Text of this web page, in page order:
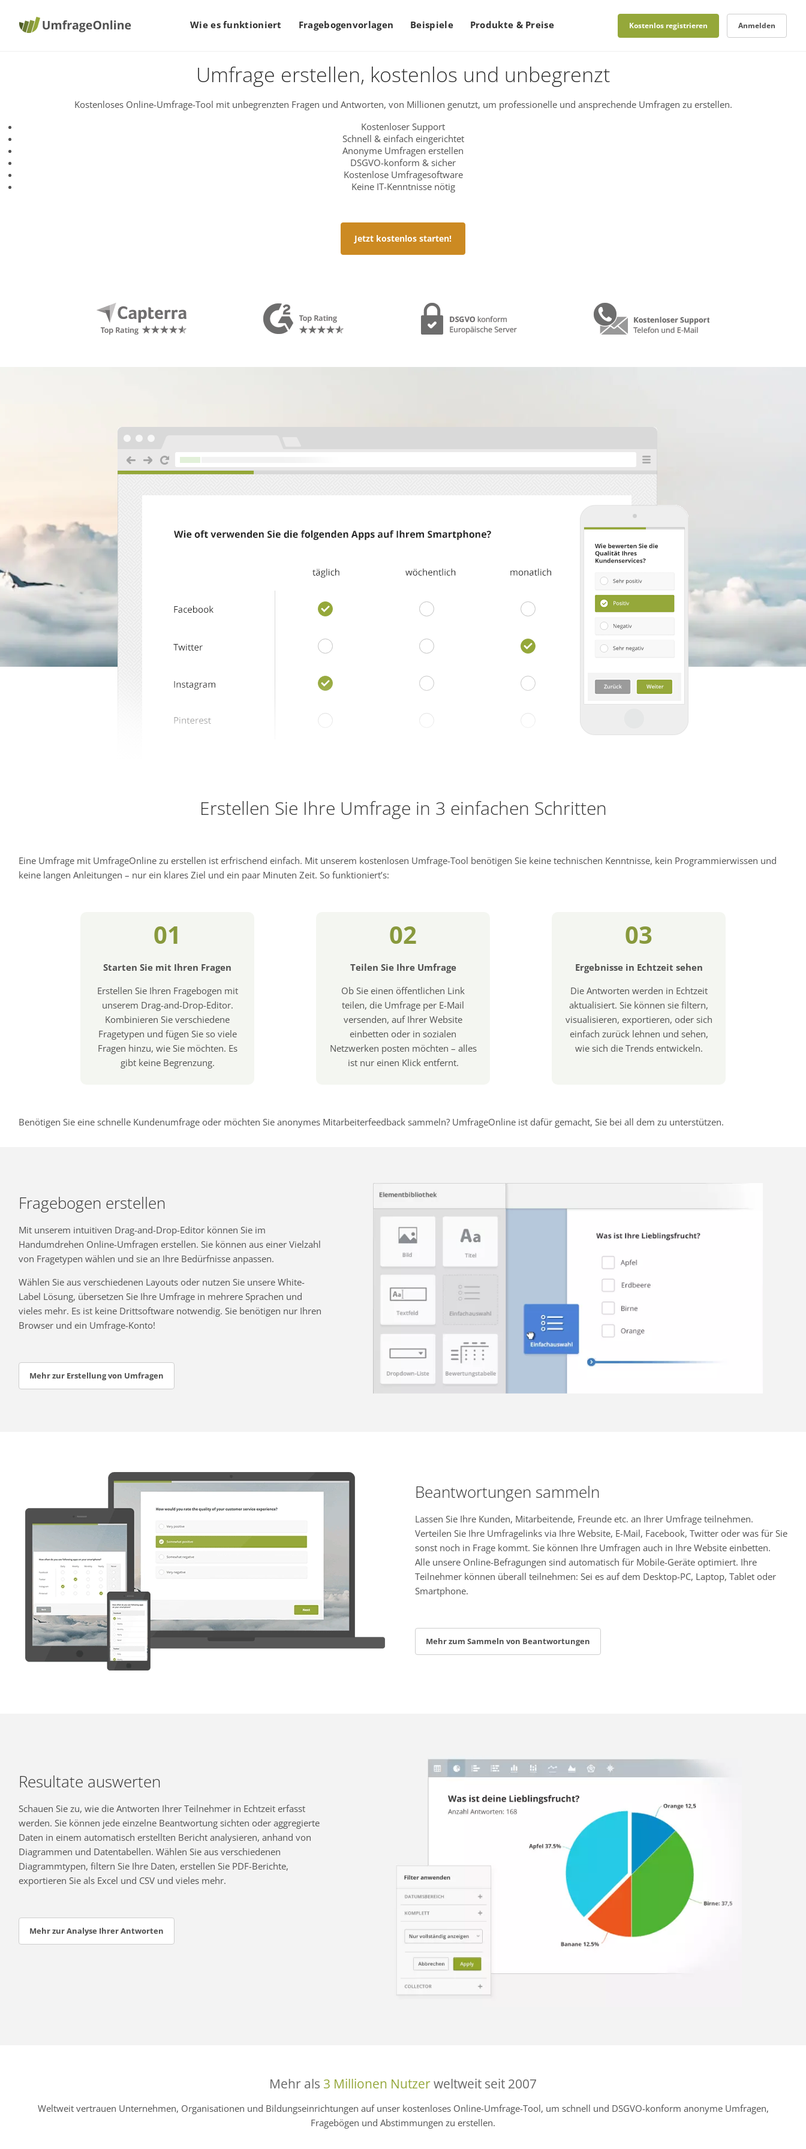
Wie es funktioniert Fragebogenvorlagen Beispiele Produkte & Preise Kostenlos registrieren Anmelden
Umfrage erstellen, kostenlos und unbegrenzt
Kostenloses Online-Umfrage-Tool mit unbegrenzten Fragen und Antworten, von Millionen genutzt, um professionelle und ansprechende Umfragen zu erstellen.
Kostenloser Support
Schnell & einfach eingerichtet
Anonyme Umfragen erstellen
DSGVO-konform & sicher
Kostenlose Umfragesoftware
Keine IT-Kenntnisse nötig
Jetzt kostenlos starten!
Erstellen Sie Ihre Umfrage in 3 einfachen Schritten
Eine Umfrage mit UmfrageOnline zu erstellen ist erfrischend einfach. Mit unserem kostenlosen Umfrage-Tool benötigen Sie keine technischen Kenntnisse, kein Programmierwissen und
keine langen Anleitungen – nur ein klares Ziel und ein paar Minuten Zeit. So funktioniert’s:
01
Starten Sie mit Ihren Fragen
Erstellen Sie Ihren Fragebogen mit
unserem Drag-and-Drop-Editor.
Kombinieren Sie verschiedene
Fragetypen und fügen Sie so viele
Fragen hinzu, wie Sie möchten. Es
gibt keine Begrenzung.
02
Teilen Sie Ihre Umfrage
Ob Sie einen öffentlichen Link
teilen, die Umfrage per E-Mail
versenden, auf Ihrer Website
einbetten oder in sozialen
Netzwerken posten möchten – alles
ist nur einen Klick entfernt.
03
Ergebnisse in Echtzeit sehen
Die Antworten werden in Echtzeit
aktualisiert. Sie können sie filtern,
visualisieren, exportieren, oder sich
einfach zurück lehnen und sehen,
wie sich die Trends entwickeln.
Benötigen Sie eine schnelle Kundenumfrage oder möchten Sie anonymes Mitarbeiterfeedback sammeln? UmfrageOnline ist dafür gemacht, Sie bei all dem zu unterstützen.
Fragebogen erstellen
Mit unserem intuitiven Drag-and-Drop-Editor können Sie im
Handumdrehen Online-Umfragen erstellen. Sie können aus einer Vielzahl
von Fragetypen wählen und sie an Ihre Bedürfnisse anpassen.
Wählen Sie aus verschiedenen Layouts oder nutzen Sie unsere White-
Label Lösung, übersetzen Sie Ihre Umfrage in mehrere Sprachen und
vieles mehr. Es ist keine Drittsoftware notwendig. Sie benötigen nur Ihren
Browser und ein Umfrage-Konto!
Mehr zur Erstellung von Umfragen
Beantwortungen sammeln
Lassen Sie Ihre Kunden, Mitarbeitende, Freunde etc. an Ihrer Umfrage teilnehmen.
Verteilen Sie Ihre Umfragelinks via Ihre Website, E-Mail, Facebook, Twitter oder was für Sie
sonst noch in Frage kommt. Sie können Ihre Umfragen auch in Ihre Website einbetten.
Alle unsere Online-Befragungen sind automatisch für Mobile-Geräte optimiert. Ihre
Teilnehmer können überall teilnehmen: Sei es auf dem Desktop-PC, Laptop, Tablet oder
Smartphone.
Mehr zum Sammeln von Beantwortungen
Resultate auswerten
Schauen Sie zu, wie die Antworten Ihrer Teilnehmer in Echtzeit erfasst
werden. Sie können jede einzelne Beantwortung sichten oder aggregierte
Daten in einem automatisch erstellten Bericht analysieren, anhand von
Diagrammen und Datentabellen. Wählen Sie aus verschiedenen
Diagrammtypen, filtern Sie Ihre Daten, erstellen Sie PDF-Berichte,
exportieren Sie als Excel und CSV und vieles mehr.
Mehr zur Analyse Ihrer Antworten
Mehr als 3 Millionen Nutzerweltweit seit 2007
Weltweit vertrauen Unternehmen, Organisationen und Bildungseinrichtungen auf unser kostenloses Online-Umfrage-Tool, um schnell und DSGVO-konform anonyme Umfragen,
Fragebögen und Abstimmungen zu erstellen.